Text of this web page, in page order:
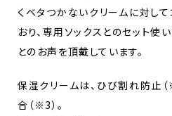
くベタつかないクリームに対し
おり、専用ソックスとのセット
とのお声を頂戴しています。
保湿クリームは、ひび割れ防止
合（※3）。